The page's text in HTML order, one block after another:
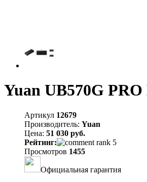
Yuan UB570G
Артикул 12679
Производитель: Yuan
Цена: 51 030 руб.
Рейтинг:
Просмотров 1455
Официальная гарантия